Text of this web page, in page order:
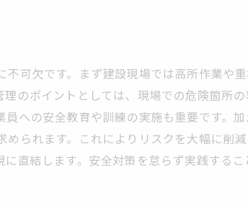
可欠です。まず建設現場では高所作業や
のポイントとしては、現場での危険箇所
への安全教育や訓練の実施も重要です。
られます。これによりリスクを大幅に削
直結します。安全対策を怠らず実践する